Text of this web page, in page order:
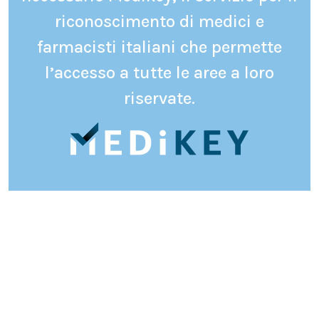
riconoscimento di medici e
farmacisti italiani che permette
l’accesso a tutte le aree a loro
riservate.